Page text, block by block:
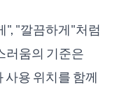
", "깔끔하게"처럼
러움의 기준은
사용 위치를 함께